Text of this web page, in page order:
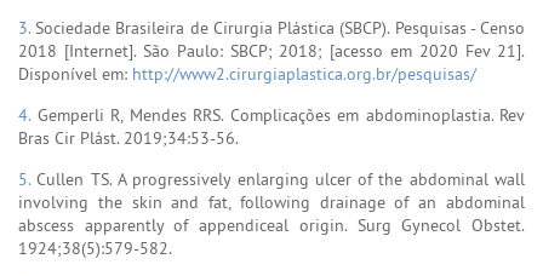
3.Sociedade Brasileira de Cirurgia Plástica (SBCP). Pesquisas - Censo
2018 [Internet]. São Paulo: SBCP; 2018; [acesso em 2020 Fev 21].
Disponível em: http://www2.cirurgiaplastica.org.br/pesquisas/
4. Gemperli R, Mendes RRS. Complicações em abdominoplastia. Rev
Bras Cir Plást. 2019;34:53-56.
5.Cullen TS. A progressively enlarging ulcer of the abdominal wall
involving the skin and fat, following drainage of an abdominal
abscess apparently of appendiceal origin. Surg Gynecol Obstet.
1924;38(5):579-582.